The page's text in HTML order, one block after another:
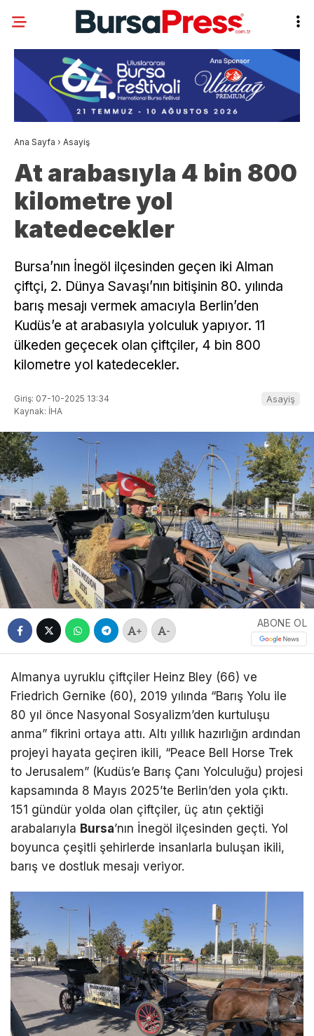
Ana Sayfa › Asayiş
At arabasıyla 4 bin 800
kilometre yol
katedecekler
Bursa’nın İnegöl ilçesinden geçen iki Alman
çiftçi, 2. Dünya Savaşı’nın bitişinin 80. yılında
barış mesajı vermek amacıyla Berlin’den
Kudüs’e at arabasıyla yolculuk yapıyor. 11
ülkeden geçecek olan çiftçiler, 4 bin 800
kilometre yol katedecekler.
Giriş: 07-10-2025 13:34
Kaynak: İHA
Asayiş
+ -
ABONE OL
Almanya uyruklu çiftçiler Heinz Bley (66) ve
Friedrich Gernike (60), 2019 yılında “Barış Yolu ile
80 yıl önce Nasyonal Sosyalizm’den kurtuluşu
anma” fikrini ortaya attı. Altı yıllık hazırlığın ardından
projeyi hayata geçiren ikili, “Peace Bell Horse Trek
to Jerusalem” (Kudüs’e Barış Çanı Yolculuğu) projesi
kapsamında 8 Mayıs 2025’te Berlin’den yola çıktı.
151 gündür yolda olan çiftçiler, üç atın çektiği
arabalarıyla Bursa’nın İnegöl ilçesinden geçti. Yol
boyunca çeşitli şehirlerde insanlarla buluşan ikili,
barış ve dostluk mesajı veriyor.